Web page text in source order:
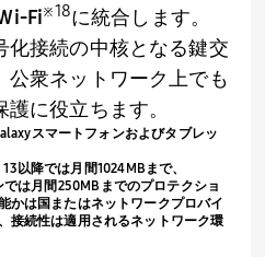
Fi※18に統合します。
化接続の中核となる鍵交
公衆ネットワーク上でも
に役立ちます。
スマートフォンおよびタブレッ
以降では月間1024MB まで、
では月間250MB までのプロテクショ
かは国またはネットワークプロバイ
接続性は適用されるネットワーク環